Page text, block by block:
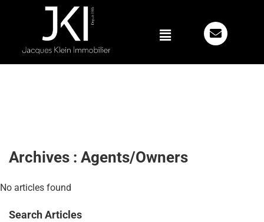
Archives : Agents/Owners
No articles found
Search Articles